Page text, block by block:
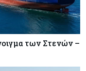
των Στενών –